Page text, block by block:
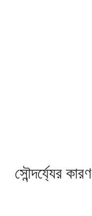
সৌন্দর্য্যের কারণ